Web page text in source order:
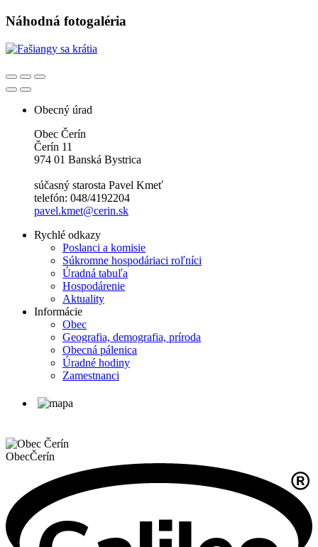
Náhodná fotogaléria
Obecný úrad
Obec Čerín
Čerín 11
974 01 Banská Bystrica
súčasný starosta Pavel Kmeť
telefón: 048/4192204
pavel.kmet@cerin.sk
Rychlé odkazy
Poslanci a komisie
Súkromne hospodáriaci roľníci
Úradná tabuľa
Hospodárenie
Aktuality
Informácie
Obec
Geografia, demografia, príroda
Obecná pálenica
Úradné hodiny
Zamestnanci
ObecČerín